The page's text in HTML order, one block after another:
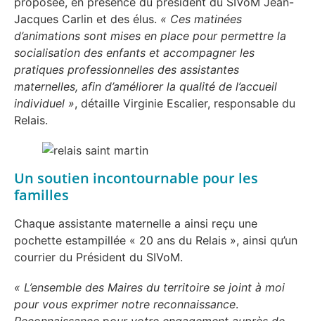
Jacques Carlin et des élus. « Ces matinées
d’animations sont mises en place pour permettre la
socialisation des enfants et accompagner les
pratiques professionnelles des assistantes
maternelles, afin d’améliorer la qualité de l’accueil
individuel », détaille Virginie Escalier, responsable du
Relais.
Un soutien incontournable pour les
familles
Chaque assistante maternelle a ainsi reçu une
pochette estampillée « 20 ans du Relais », ainsi qu’un
courrier du Président du SIVoM.
« L’ensemble des Maires du territoire se joint à moi
pour vous exprimer notre reconnaissance.